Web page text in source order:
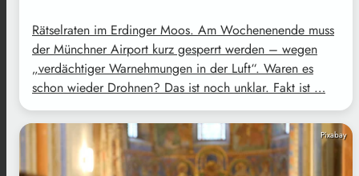
Rätselraten im Erdinger Moos. Am Wochenenende muss
der Münchner Airport kurz gesperrt werden – wegen
„verdächtiger Warnehmungen in der Luft“. Waren es
schon wieder Drohnen? Das ist noch unklar. Fakt ist …
Pixabay